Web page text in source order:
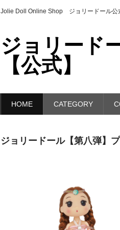
Jolie Doll Online Shop ジョリードール公
ジョリード
【公式】
HOME CATEGORY
ジョリードール【第八弾】